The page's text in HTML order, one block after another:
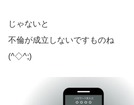
じゃないと
不倫が成立しないですものね
(^◇^;)